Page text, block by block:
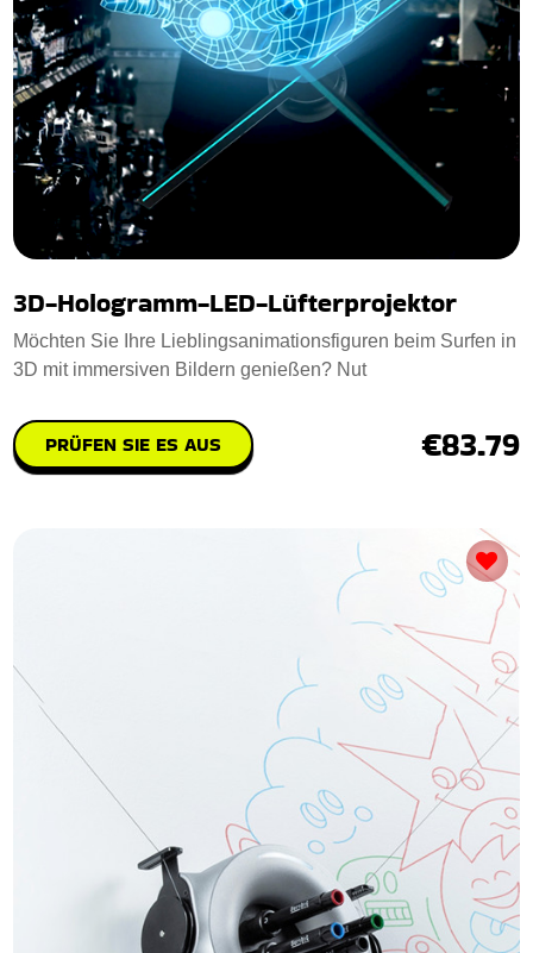
3D-Hologramm-LED-Lüfterprojektor
Möchten Sie Ihre Lieblingsanimationsfiguren beim Surfen in
3D mit immersiven Bildern genießen? Nut
PRÜFEN SIE ES AUS €83.79